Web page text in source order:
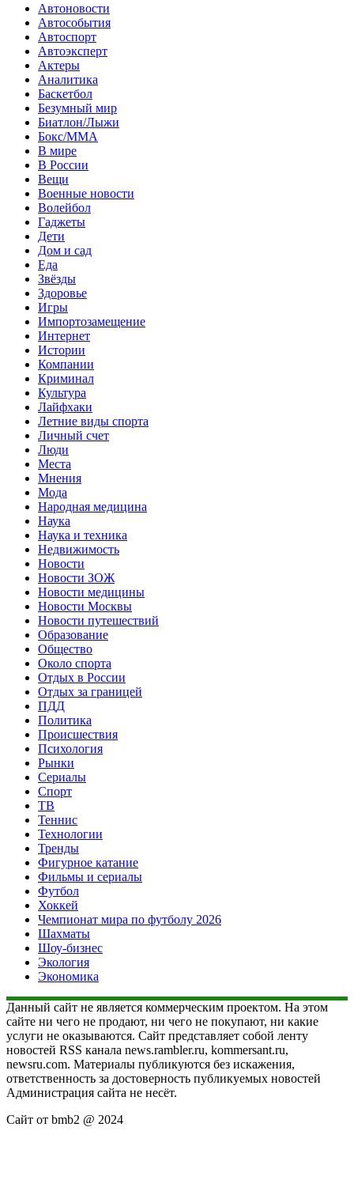
Автоновости
Автособытия
Автоспорт
Автоэксперт
Актеры
Аналитика
Баскетбол
Безумный мир
Биатлон/Лыжи
Бокс/MMA
В мире
В России
Вещи
Военные новости
Волейбол
Гаджеты
Дети
Дом и сад
Еда
Звёзды
Здоровье
Игры
Импортозамещение
Интернет
Истории
Компании
Криминал
Культура
Лайфхаки
Летние виды спорта
Личный счет
Люди
Места
Мнения
Мода
Народная медицина
Наука
Наука и техника
Недвижимость
Новости
Новости ЗОЖ
Новости медицины
Новости Москвы
Новости путешествий
Образование
Общество
Около спорта
Отдых в России
Отдых за границей
ПДД
Политика
Происшествия
Психология
Рынки
Сериалы
Спорт
ТВ
Теннис
Технологии
Тренды
Фигурное катание
Фильмы и сериалы
Футбол
Хоккей
Чемпионат мира по футболу 2026
Шахматы
Шоу-бизнес
Экология
Экономика
Данный сайт не является коммерческим проектом. На этом
сайте ни чего не продают, ни чего не покупают, ни какие
услуги не оказываются. Сайт представляет собой ленту
новостей RSS канала news.rambler.ru, kommersant.ru,
newsru.com. Материалы публикуются без искажения,
ответственность за достоверность публикуемых новостей
Администрация сайта не несёт.
Сайт от bmb2 @ 2024